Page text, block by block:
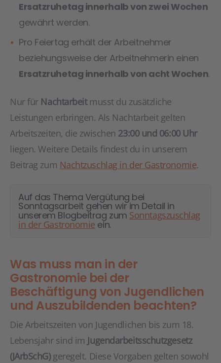
Ersatzruhetag innerhalb von zwei Wochen
gewährt werden.
Pro Feiertag erhält der Arbeitnehmer
beziehungsweise der Arbeitnehmerin einen
Ersatzruhetag innerhalb von acht Wochen.
Nur für Nachtarbeitmusst du zusätzliche
Leistungen erbringen. Als Nachtarbeit gelten
Arbeitszeiten, die zwischen 23:00 und 06:00 Uhr
liegen. Weitere Details findest du in unserem
Beitrag zum Nachtzuschlag in der Gastronomie.
Auf das Thema Vergütung bei
Sonntagsarbeit gehen wir im Detail in
unserem Blogbeitrag zum Sonntagszuschlag
in der Gastronomie ein.
Was muss man in der
Gastronomie bei der
Beschäftigung von Jugendlichen
und Auszubildenden beachten?
Die Arbeitszeiten von Jugendlichen bis zum 18.
Lebensjahr sind im Jugendarbeitsschutzgesetz
(JArbSchG)geregelt. Diese Vorgaben gelten sowohl